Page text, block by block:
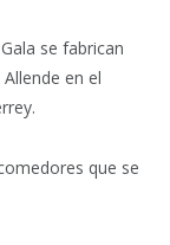
se fabrican
en el
que se